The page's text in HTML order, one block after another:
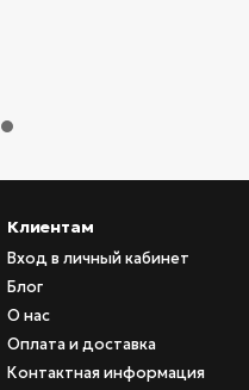
Клиентам
Вход в личный кабинет
Блог
О нас
Оплата и доставка
Контактная информация